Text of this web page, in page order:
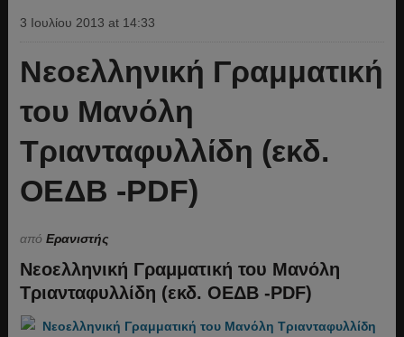
3 Ιουλίου 2013 at 14:33
Νεοελληνική Γραμματική
του Μανόλη
Τριανταφυλλίδη (εκδ.
ΟΕΔΒ -PDF)
από Ερανιστής
Νεοελληνική Γραμματική του Μανόλη
Τριανταφυλλίδη (εκδ. ΟΕΔΒ -PDF)